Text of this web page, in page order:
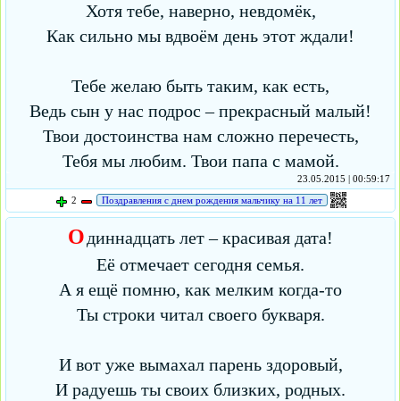
Хотя тебе, наверно, невдомёк,
Как сильно мы вдвоём день этот ждали!
Тебе желаю быть таким, как есть,
Ведь сын у нас подрос – прекрасный малый!
Твои достоинства нам сложно перечесть,
Тебя мы любим. Твои папа с мамой.
23.05.2015 | 00:59:17
2
Поздравления с днем рождения мальчику на 11 лет
Одиннадцать лет – красивая дата!
Её отмечает сегодня семья.
А я ещё помню, как мелким когда-то
Ты строки читал своего букваря.
И вот уже вымахал парень здоровый,
И радуешь ты своих близких, родных.